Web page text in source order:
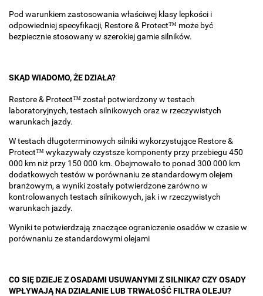
Pod warunkiem zastosowania właściwej klasy lepkości i
odpowiedniej specyfikacji, Restore & Protect™ może być
bezpiecznie stosowany w szerokiej gamie silników.
SKĄD WIADOMO, ŻE DZIAŁA?
Restore & Protect™ został potwierdzony w testach
laboratoryjnych, testach silnikowych oraz w rzeczywistych
warunkach jazdy.
W testach długoterminowych silniki wykorzystujące Restore &
Protect™ wykazywały czystsze komponenty przy przebiegu 450
000 km niż przy 150 000 km. Obejmowało to ponad 300 000 km
dodatkowych testów w porównaniu ze standardowym olejem
branżowym, a wyniki zostały potwierdzone zarówno w
kontrolowanych testach silnikowych, jak i w rzeczywistych
warunkach jazdy.
Wyniki te potwierdzają znaczące ograniczenie osadów w czasie w
porównaniu ze standardowymi olejami
CO SIĘ DZIEJE Z OSADAMI USUWANYMI Z SILNIKA? CZY OSADY
WPŁYWAJĄ NA DZIAŁANIE LUB TRWAŁOŚĆ FILTRA OLEJU?